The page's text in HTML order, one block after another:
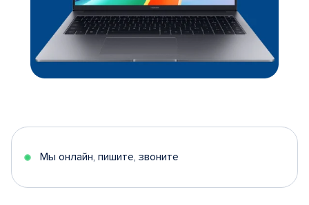
Мы онлайн, пишите, звоните